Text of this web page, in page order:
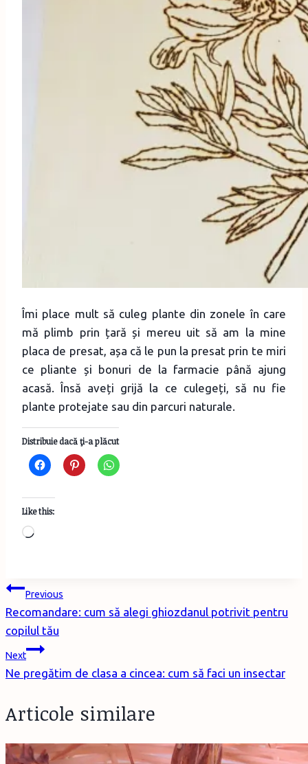
Îmi place mult să culeg plante din zonele în care
mă plimb prin țară și mereu uit să am la mine
placa de presat, așa că le pun la presat prin te miri
ce pliante și bonuri de la farmacie până ajung
acasă. Însă aveți grijă la ce culegeți, să nu fie
plante protejate sau din parcuri naturale.
Distribuie dacă ţi-a plăcut
Like this:
Loading…
Post
navigation
Previous
Recomandare: cum să alegi ghiozdanul potrivit pentru
copilul tău
Next
Ne pregătim de clasa a cincea: cum să faci un insectar
Articole similare